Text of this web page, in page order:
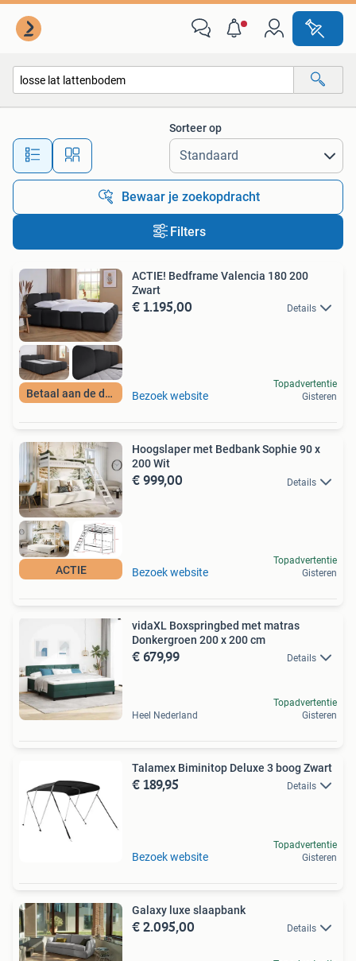
Alle afstanden…
Sorteer op
Bewaar je zoekopdracht
Filters
Betaal aan de deur
ACTIE! Bedframe Valencia 180 200
Zwart
€ 1.195,00 Details
Bezoek website
Topadvertentie
Gisteren
ACTIE
Hoogslaper met Bedbank Sophie 90 x
200 Wit
€ 999,00 Details
Bezoek website
Topadvertentie
Gisteren
vidaXL Boxspringbed met matras
Donkergroen 200 x 200 cm
€ 679,99 Details
Heel Nederland
Topadvertentie
Gisteren
Talamex Biminitop Deluxe 3 boog Zwart
€ 189,95 Details
Bezoek website
Topadvertentie
Gisteren
Galaxy luxe slaapbank
€ 2.095,00 Details